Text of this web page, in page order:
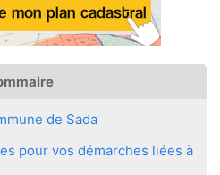
de Sada
pour vos démarches liées à